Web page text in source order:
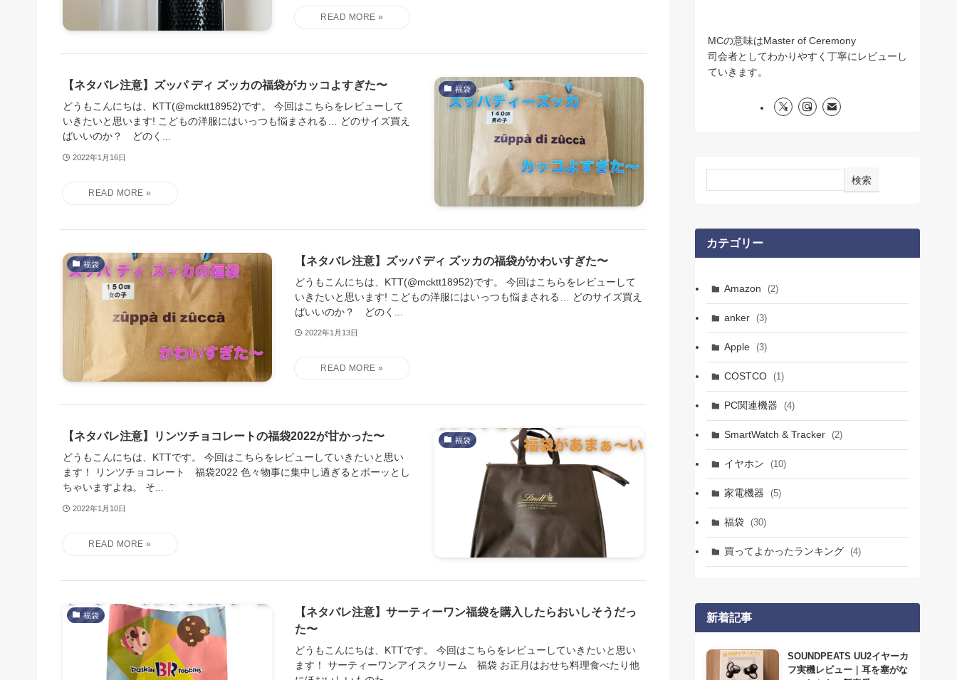
福袋
【ネタバレ注意】ズッパ ディ ズッカの福袋がカッコよすぎた〜
どうもこんにちは、KTT(@mcktt18952)です。 今回はこちらをレビューして
いきたいと思います! こどもの洋服にはいっつも悩まされる… どのサイズ買え
ばいいのか？ どのく...
2022年1月16日
福袋 【ネタバレ注意】ズッパ ディ ズッカの福袋がかわいすぎた〜
どうもこんにちは、KTT(@mcktt18952)です。 今回はこちらをレビューして
いきたいと思います! こどもの洋服にはいっつも悩まされる… どのサイズ買え
ばいいのか？ どのく...
2022年1月13日
福袋
【ネタバレ注意】リンツチョコレートの福袋2022が甘かった〜
どうもこんにちは、KTTです。 今回はこちらをレビューしていきたいと思い
ます！ リンツチョコレート 福袋2022 色々物事に集中し過ぎるとボーッとし
ちゃいますよね。 そ...
2022年1月10日
福袋
【ネタバレ注意】サーティーワン福袋を購入したらおいしそうだっ
た〜
どうもこんにちは、KTTです。 今回はこちらをレビューしていきたいと思い
ます！ サーティーワンアイスクリーム 福袋 お正月はおせち料理食べたり他
MCの意味はMaster of Ceremony
司会者としてわかりやすく丁寧にレビューし
ていきます。
検索
カテゴリー
Amazon (2)
anker (3)
Apple (3)
COSTCO (1)
PC関連機器 (4)
SmartWatch & Tracker (2)
イヤホン (10)
家電機器 (5)
福袋 (30)
買ってよかったランキング (4)
新着記事
SOUNDPEATS UU2イヤーカ
フ実機レビュー｜耳を塞がな